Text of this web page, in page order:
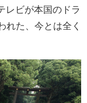
レビが本国のドラ
れた、今とは全く